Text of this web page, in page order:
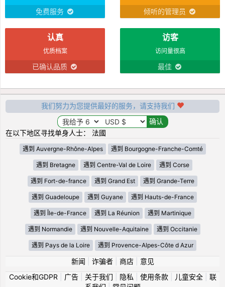
免费服务 倾听的管理员
认真
优质档案
已确认品质
访客
访问量很高
最佳
我们努力为您提供最好的服务，请支持我们
在以下地区寻找单身人士： 法國
遇到 Auvergne-Rhône-Alpes 遇到 Bourgogne-Franche-Comté
遇到 Bretagne 遇到 Centre-Val de Loire 遇到 Corse
遇到 Fort-de-france 遇到 Grand Est 遇到 Grande-Terre
遇到 Guadeloupe 遇到 Guyane 遇到 Hauts-de-France
遇到 Île-de-France 遇到 La Réunion 遇到 Martinique
遇到 Normandie 遇到 Nouvelle-Aquitaine 遇到 Occitanie
遇到 Pays de la Loire 遇到 Provence-Alpes-Côte d Azur
新闻 诈骗者| 商店| 意见
Cookie和GDPR
广告| 关于我们 隐私 使用条款| 儿童安全| 联